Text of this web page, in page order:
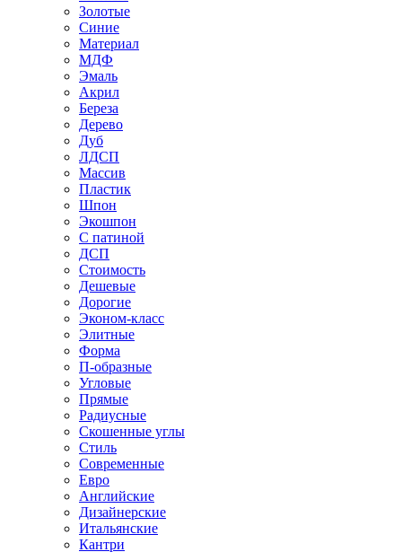
Золотые
Синие
Материал
МДФ
Эмаль
Акрил
Береза
Дерево
Дуб
ЛДСП
Массив
Пластик
Шпон
Экошпон
С патиной
ДСП
Стоимость
Дешевые
Дорогие
Эконом-класс
Элитные
Форма
П-образные
Угловые
Прямые
Радиусные
Скошенные углы
Стиль
Современные
Евро
Английские
Дизайнерские
Итальянские
Кантри